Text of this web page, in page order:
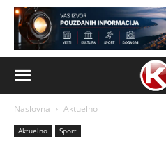
Naslovna Aktuelno
Aktuelno Sport